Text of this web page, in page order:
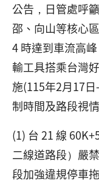
公告，日管處呼
邵、向山等核心
4 時達到車流高
輸工具搭乘台灣
施(115年2月17
制時間及路段視
(1) 台 21 線
二線道路段）嚴
段加強違規停車